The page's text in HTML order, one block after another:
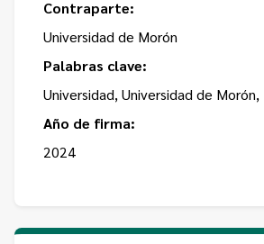
Contraparte:
Universidad de Morón
Palabras clave:
Universidad, Universidad de Morón,
Año de firma:
2024